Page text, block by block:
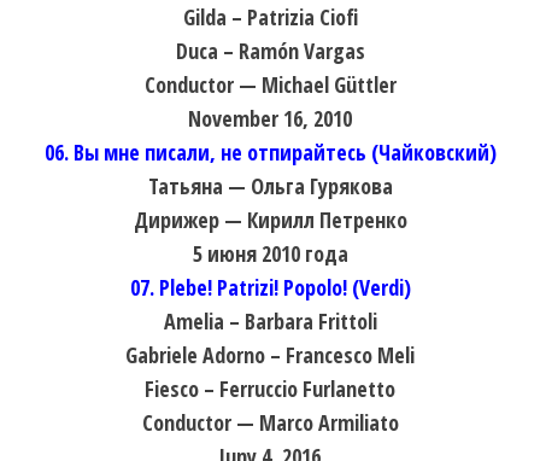
Gilda – Patrizia Ciofi
Duca – Ramón Vargas
Conductor — Michael Güttler
November 16, 2010
06. Вы мне писали, не отпирайтесь (Чайковский)
Татьяна — Ольга Гурякова
Дирижер — Кирилл Петренко
5 июня 2010 года
07. Plebe! Patrizi! Popolo! (Verdi)
Amelia – Barbara Frittoli
Gabriele Adorno – Francesco Meli
Fiesco – Ferruccio Furlanetto
Conductor — Marco Armiliato